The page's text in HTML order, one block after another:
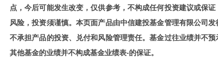
点，今后可能发生改变，仅供参考，不构成任何投资建议或保
风险，投资须谨慎。本页面产品由中信建投基金管理有限公司
不承担产品的投资、兑付和风险管理责任。基金过往业绩并不
其他基金的业绩并不构成基金业绩表-的保证。